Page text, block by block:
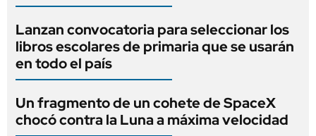
Lanzan convocatoria para seleccionar los
libros escolares de primaria que se usarán
en todo el país
Un fragmento de un cohete de SpaceX
chocó contra la Luna a máxima velocidad